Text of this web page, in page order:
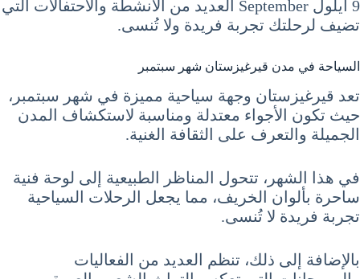
9 أيلول September العديد من الأنشطة والاحتفالات التي
تضيف لرحلتك تجربة فريدة ولا تُنسى.
السياحة في مدن قيرغيزستان شهر سبتمبر
تعد قيرغيزستان وجهة سياحية مميزة في شهر سبتمبر،
حيث تكون الأجواء معتدلة ومناسبة لاستكشاف المدن
الجميلة والتعرف على الثقافة الغنية.
في هذا الشهر، تتحول المناظر الطبيعية إلى لوحة فنية
ساحرة بألوان الخريف، مما يجعل الرحلات السياحية
تجربة فريدة لا تُنسى.
بالإضافة إلى ذلك، تنظم العديد من الفعاليات